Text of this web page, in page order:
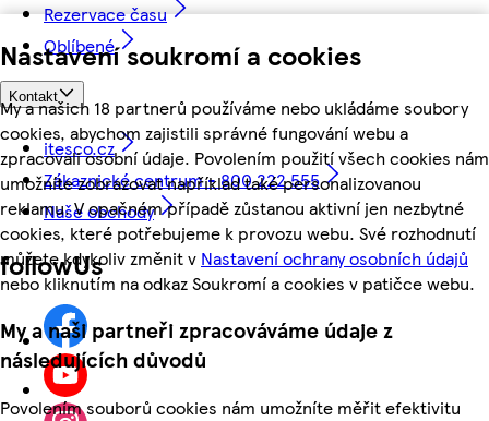
Nastavení soukromí a cookies
My a našich 18 partnerů používáme nebo ukládáme soubory
cookies, abychom zajistili správné fungování webu a
zpracovali osobní údaje. Povolením použití všech cookies nám
umožníte zobrazovat například také personalizovanou
reklamu. V opačném případě zůstanou aktivní jen nezbytné
cookies, které potřebujeme k provozu webu. Své rozhodnutí
můžete kdykoliv změnit v Nastavení ochrany osobních údajů
nebo kliknutím na odkaz Soukromí a cookies v patičce webu.
My a naši partneři zpracováváme údaje z
následujících důvodů
Povolením souborů cookies nám umožníte měřit efektivitu
Rezervace času
Oblíbené
Kontakt
itesco.cz
Zákaznické centrum - 800 222 555
Naše obchody
followUs